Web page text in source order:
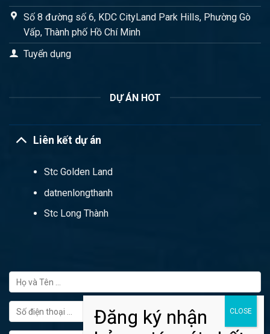
Số 8 đường số 6, KDC CityLand Park Hills, Phường Gò
Vấp, Thành phố Hồ Chí Minh
Tuyển dụng
DỰ ÁN HOT
Liên kết dự án
Stc Golden Land
datnenlongthanh
Stc Long Thành
FORM ĐĂNG KÝ TƯ VẤN